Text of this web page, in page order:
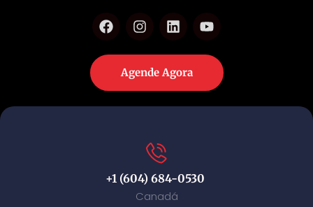
Agende Agora
+1 (604) 684-0530
Canadá